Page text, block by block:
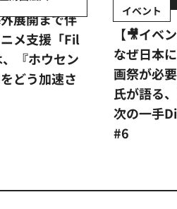
展開まで伴
メ支援「Fil
『ホウセン
どう加速さ
イベント
【🎥イベ
なぜ日本
画祭が必
氏が語る
次の一手
#6